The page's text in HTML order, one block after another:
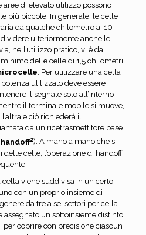
di elevato utilizzo possono
più piccole. In generale, le celle
da qualche chilometro ai 10
ulteriormente anche le
nell’utilizzo pratico, vi è da
delle celle di 1,5 chilometri
. Per utilizzare una cella
utilizzato deve essere
il segnale solo all’interno
il terminale mobile si muove,
e ciò richiederà il
da un ricetrasmettitore base
handoff2). A mano a mano che si
celle, l’operazione di handoff
cella viene suddivisa in un certo
con un proprio insieme di
da tre a sei settori per cella.
assegnato un sottoinsieme distinto
per coprire con precisione ciascun